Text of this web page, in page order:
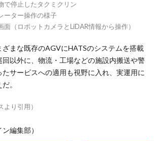
で停止したタクミクリン
ーター操作の様子
面（ロボットカメラとLiDAR情報から操作）
ざまな既存のAGVにHATSのシステムを搭載
回以外に、物流・工場などの施設内搬送や警
サービスへの適用も視野に入れ、実運用に
。
より引用）
編集部）